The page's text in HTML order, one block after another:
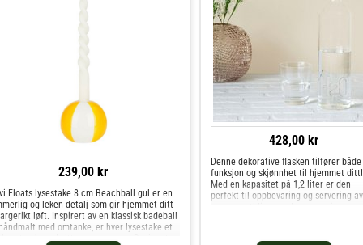
239,00 kr
Floats lysestake 8 cm Beachball gul er en
og leken detalj som gir hjemmet ditt
løft. Inspirert av en klassisk badeball
med omtanke, er hver lysestake et
med sitt eget særpreg. Designet er
428,00 kr
Denne dekorative flasken tilfører både
funksjon og skjønnhet til hjemmet ditt!
Med en kapasitet på 1,2 liter er den
perfekt til oppbevaring og servering av